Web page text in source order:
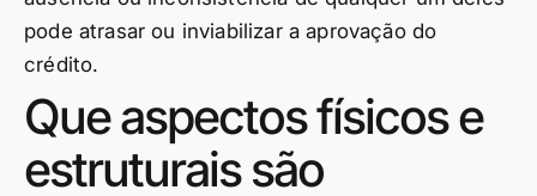
pode atrasar ou inviabilizar a aprovação do
crédito.
Que aspectos físicos e
estruturais são